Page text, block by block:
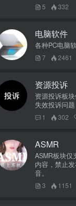
5 332
电脑软件
各种PC电脑
7 2461
资源投诉
资源投诉板
失效投诉问题
1 302
ASMR
ASMR板块仅
内容，禁止
音。
3 1151